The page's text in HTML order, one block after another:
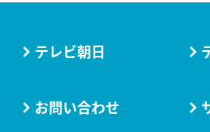
テレビ朝日
お問い合わせ